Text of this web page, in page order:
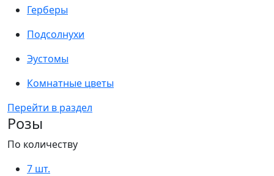
Герберы
Подсолнухи
Эустомы
Комнатные цветы
Перейти в раздел
Розы
По количеству
7 шт.